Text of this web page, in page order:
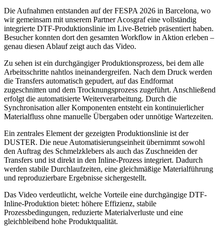
Die Aufnahmen entstanden auf der FESPA 2026 in Barcelona, wo
wir gemeinsam mit unserem Partner Acosgraf eine vollständig
integrierte DTF-Produktionslinie im Live-Betrieb präsentiert haben.
Besucher konnten dort den gesamten Workflow in Aktion erleben –
genau diesen Ablauf zeigt auch das Video.
Zu sehen ist ein durchgängiger Produktionsprozess, bei dem alle
Arbeitsschritte nahtlos ineinandergreifen. Nach dem Druck werden
die Transfers automatisch gepudert, auf das Endformat
zugeschnitten und dem Trocknungsprozess zugeführt. Anschließend
erfolgt die automatisierte Weiterverarbeitung. Durch die
Synchronisation aller Komponenten entsteht ein kontinuierlicher
Materialfluss ohne manuelle Übergaben oder unnötige Wartezeiten.
Ein zentrales Element der gezeigten Produktionslinie ist der
DUSTER. Die neue Automatisierungseinheit übernimmt sowohl
den Auftrag des Schmelzklebers als auch das Zuschneiden der
Transfers und ist direkt in den Inline-Prozess integriert. Dadurch
werden stabile Durchlaufzeiten, eine gleichmäßige Materialführung
und reproduzierbare Ergebnisse sichergestellt.
Das Video verdeutlicht, welche Vorteile eine durchgängige DTF-
Inline-Produktion bietet: höhere Effizienz, stabile
Prozessbedingungen, reduzierte Materialverluste und eine
gleichbleibend hohe Produktqualität.